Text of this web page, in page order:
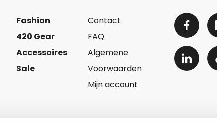
Fashion
420 Gear
Accessoires
Sale
Contact
FAQ
Algemene
Voorwaarden
Mijn account